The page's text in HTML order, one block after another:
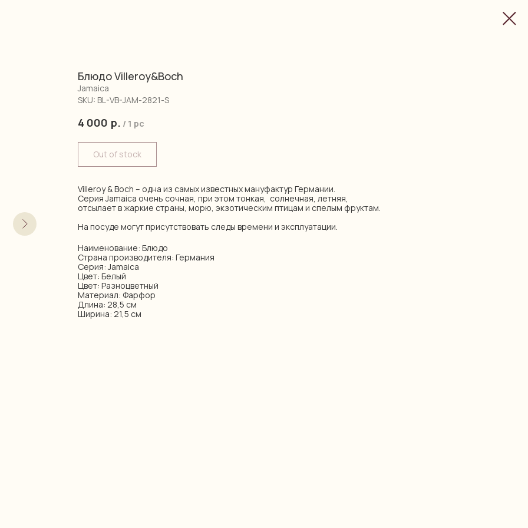
Блюдо Villeroy&Boch
Jamaica
SKU: BL-VB-JAM-2821-S
4 000 р. / 1 pc
Out of stock
Villeroy & Boch – одна из самых известных мануфактур Германии.
Серия Jamaica очень сочная, при этом тонкая, солнечная, летняя,
отсылает в жаркие страны, морю, экзотическим птицам и спелым фруктам.
На посуде могут присутствовать следы времени и эксплуатации.
Наименование: Блюдо
Страна производителя: Германия
Серия: Jamaica
Цвет: Белый
Цвет: Разноцветный
Материал: Фарфор
Длина: 28,5 см
Ширина: 21,5 см